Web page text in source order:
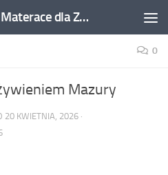
Cambella – Komfortowe Materace dla Zdrowego Snu
0
Mazury
20 KWIETNIA, 2026 ·